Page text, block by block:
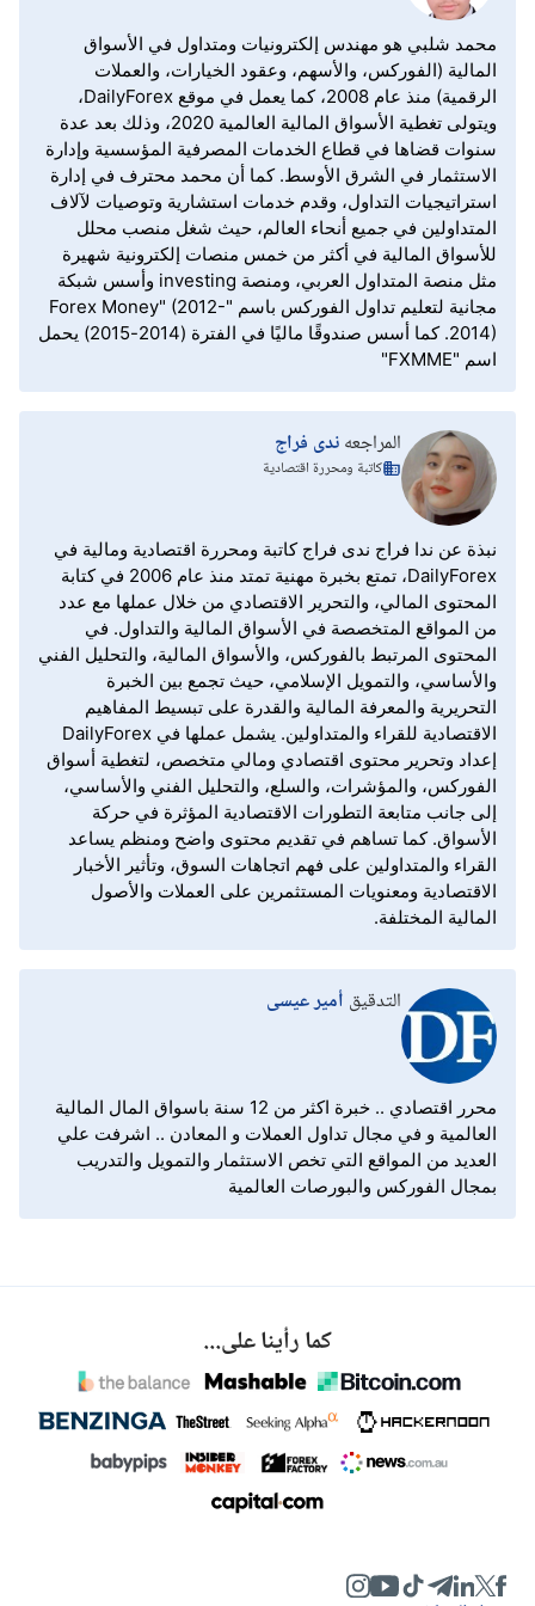
محمد شلبي هو مهندس إلكترونيات ومتداول في الأسواق
المالية (الفوركس، والأسهم، وعقود الخيارات، والعملات
الرقمية) منذ عام 2008، كما يعمل في موقع DailyForex،
ويتولى تغطية الأسواق المالية العالمية 2020، وذلك بعد عدة
سنوات قضاها في قطاع الخدمات المصرفية المؤسسية وإدارة
الاستثمار في الشرق الأوسط. كما أن محمد محترف في إدارة
استراتيجيات التداول، وقدم خدمات استشارية وتوصيات لآلاف
المتداولين في جميع أنحاء العالم، حيث شغل منصب محلل
للأسواق المالية في أكثر من خمس منصات إلكترونية شهيرة
مثل منصة المتداول العربي، ومنصة investing وأسس شبكة
مجانية لتعليم تداول الفوركس باسم "Forex Money" (2012-
2014). كما أسس صندوقًا ماليًا في الفترة (2014-2015) يحمل
اسم "FXMME"
المراجعهندى فراج
كاتبة ومحررة اقتصادية
نبذة عن ندا فراج ندى فراج كاتبة ومحررة اقتصادية ومالية في
DailyForex، تمتع بخبرة مهنية تمتد منذ عام 2006 في كتابة
المحتوى المالي، والتحرير الاقتصادي من خلال عملها مع عدد
من المواقع المتخصصة في الأسواق المالية والتداول. في
المحتوى المرتبط بالفوركس، والأسواق المالية، والتحليل الفني
والأساسي، والتمويل الإسلامي، حيث تجمع بين الخبرة
التحريرية والمعرفة المالية والقدرة على تبسيط المفاهيم
الاقتصادية للقراء والمتداولين. يشمل عملها في DailyForex
إعداد وتحرير محتوى اقتصادي ومالي متخصص، لتغطية أسواق
الفوركس، والمؤشرات، والسلع، والتحليل الفني والأساسي،
إلى جانب متابعة التطورات الاقتصادية المؤثرة في حركة
الأسواق. كما تساهم في تقديم محتوى واضح ومنظم يساعد
القراء والمتداولين على فهم اتجاهات السوق، وتأثير الأخبار
الاقتصادية ومعنويات المستثمرين على العملات والأصول
المالية المختلفة.
التدقيق أمير عيسى
محرر اقتصادي .. خبرة اكثر من 12 سنة باسواق المال المالية
العالمية و في مجال تداول العملات و المعادن .. اشرفت علي
العديد من المواقع التي تخص الاستثمار والتمويل والتدريب
بمجال الفوركس والبورصات العالمية
كما رأينا على...